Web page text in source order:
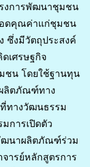
งการพัฒนาชุมชน
อดคุณค่าแก่ชุมชน
ซึ่งมีวัตถุประสงค์
เศรษฐกิจ
ชน โดยใช้ฐานทุน
ลิตภัณฑ์ทาง
ทางวัฒนธรรม
การเปิดตัว
นาผลิตภัณฑ์ร่วม
ารย์หลักสูตรการ